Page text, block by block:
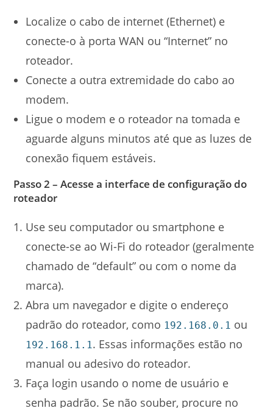
Localize o cabo de internet (Ethernet) e
conecte-o à porta WAN ou “Internet” no
roteador.
Conecte a outra extremidade do cabo ao
modem.
Ligue o modem e o roteador na tomada e
aguarde alguns minutos até que as luzes de
conexão fiquem estáveis.
Passo 2 – Acesse a interface de configuração do
roteador
Use seu computador ou smartphone e
conecte-se ao Wi-Fi do roteador (geralmente
chamado de “default” ou com o nome da
marca).
Abra um navegador e digite o endereço
padrão do roteador, como 192.168.0.1 ou
192.168.1.1. Essas informações estão no
manual ou adesivo do roteador.
Faça login usando o nome de usuário e
senha padrão. Se não souber, procure no